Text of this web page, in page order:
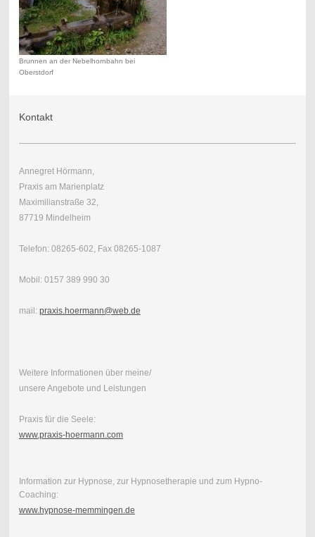
Brunnen an der Nebelhornbahn bei
Oberstdorf
Kontakt
Annegret Hörmann,
Praxis am Marienplatz
Maximilianstraße 32,
87719 Mindelheim
Telefon: 08265-602, Fax 08265-1087
Mobil: 0157 389 990 30
mail: praxis.hoermann@web.de
Weitere Informationen über meine/
unsere Angebote und Leistungen
Praxis für die Seele:
www.praxis-hoermann.com
Information zur Hypnose, zur Hypnosetherapie und zum Hypno-
Coaching:
www.hypnose-memmingen.de